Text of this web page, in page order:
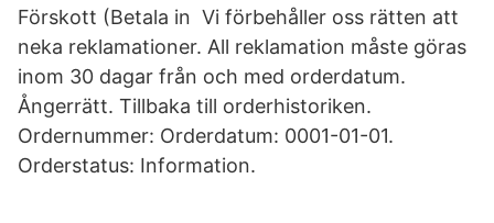
Förskott (Betala in Vi förbehåller oss rätten att
neka reklamationer. All reklamation måste göras
inom 30 dagar från och med orderdatum.
Ångerrätt. Tillbaka till orderhistoriken.
Ordernummer: Orderdatum: 0001-01-01.
Orderstatus: Information.